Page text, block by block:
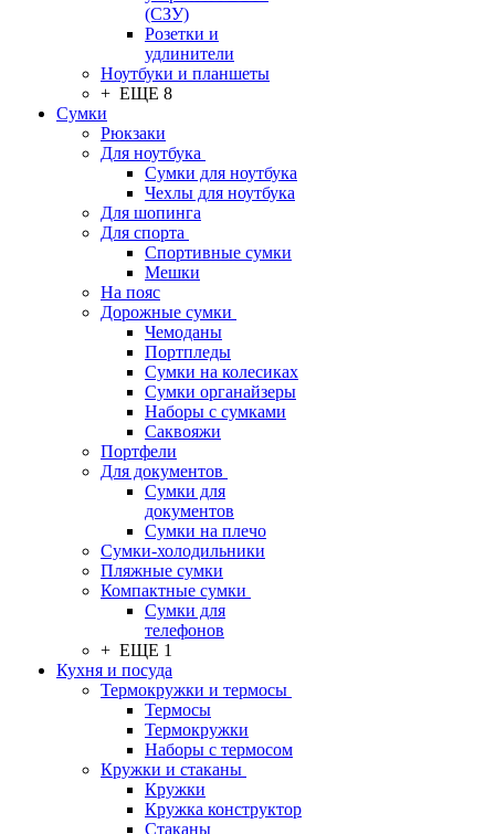
(СЗУ)
Розетки и
удлинители
Ноутбуки и планшеты
+ ЕЩЕ 8
Сумки
Рюкзаки
Для ноутбука
Сумки для ноутбука
Чехлы для ноутбука
Для шопинга
Для спорта
Спортивные сумки
Мешки
На пояс
Дорожные сумки
Чемоданы
Портпледы
Сумки на колесиках
Сумки органайзеры
Наборы с сумками
Саквояжи
Портфели
Для документов
Сумки для
документов
Сумки на плечо
Сумки-холодильники
Пляжные сумки
Компактные сумки
Сумки для
телефонов
+ ЕЩЕ 1
Кухня и посуда
Термокружки и термосы
Термосы
Термокружки
Наборы с термосом
Кружки и стаканы
Кружки
Кружка конструктор
Стаканы